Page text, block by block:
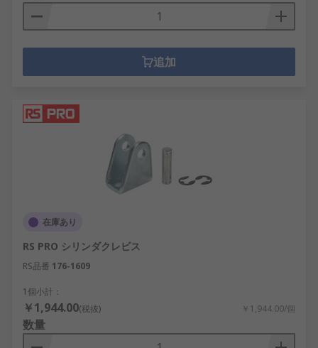
追加
在庫あり
RS PRO シリンダクレビス
RS品番 176-1609
1個小計：
￥1,944.00(税抜) ￥1,944.00/個
数量